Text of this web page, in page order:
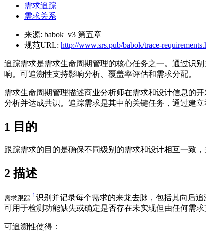
需求追踪
需求关系
来源: babok_v3 第五章
规范URL: http://www.srs.pub/babok/trace-
追踪需求是需求生命周期管理的核心任务之一。通过识
响。可追溯性支持影响分析、覆盖率评估和需求分配。
需求生命周期管理描述商业分析师在需求和设计信息的
分析并达成共识。追踪需求是其中的关键任务，通过建
1 目的
跟踪需求的目的是确保不同级别的需求和设计相互一致，
2 描述
需求跟踪 1 识别并记录每个需求的来龙去脉，包括其向后
可用于检测功能缺失或确定是否存在未实现但由任何需求
可追溯性使得：